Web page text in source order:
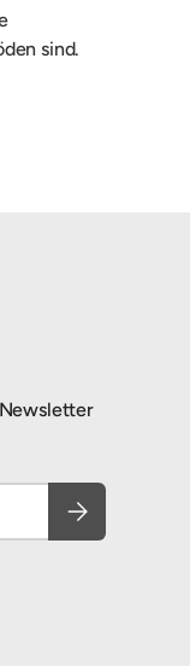
sind.
Abonnieren